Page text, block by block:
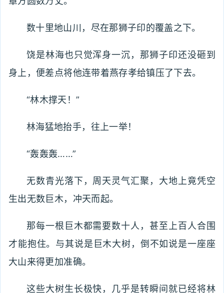
数十里地山川，尽在那狮子印的覆盖之下。
饶是林海也只觉浑身一沉，那狮子印还没砸到
身上，便差点将他连带着燕存孝给镇压了下去。
“林木撑天！”
林海猛地抬手，往上一举！
“轰轰轰……”
无数青光落下，周天灵气汇聚，大地上竟凭空
生出无数巨木，冲天而起。
那每一根巨木都需要数十人，甚至上百人合围
才能抱住。与其说是巨木大树，倒不如说是一座座
大山来得更加准确。
这些大树生长极快，几乎是转瞬间就已经将林